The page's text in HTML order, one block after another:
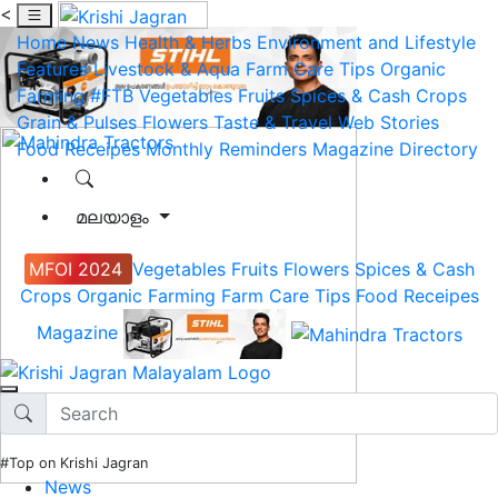
<
Home News Health & Herbs Environment and Lifestyle
Features Livestock & Aqua Farm Care Tips Organic
Farming #FTB Vegetables Fruits Spices & Cash Crops
Grain & Pulses Flowers Taste & Travel Web Stories
Food Receipes Monthly Reminders Magazine Directory
മലയാളം
MFOI 2024 Vegetables Fruits Flowers Spices & Cash
Crops Organic Farming Farm Care Tips Food Receipes
Magazine
#Top on Krishi Jagran
News